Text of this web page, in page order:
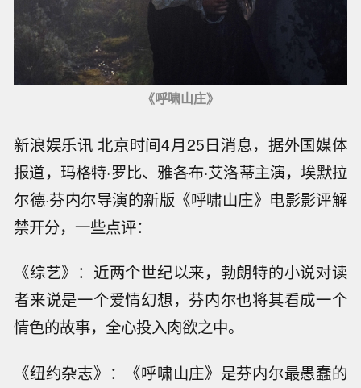
《呼啸山庄》
新浪娱乐讯 北京时间4月25日消息，据外国媒体
报道，玛格特·罗比、雅各布·艾洛蒂主演，埃默拉
尔德·芬内尔导演的新版《呼啸山庄》电影影评解
禁开分，一些点评：
《综艺》：近两个世纪以来，勃朗特的小说对读
者来说是一个爱情幻想，芬内尔也将其看成一个
情色的故事，全心投入肉欲之中。
《纽约杂志》：《呼啸山庄》是芬内尔最愚蠢的